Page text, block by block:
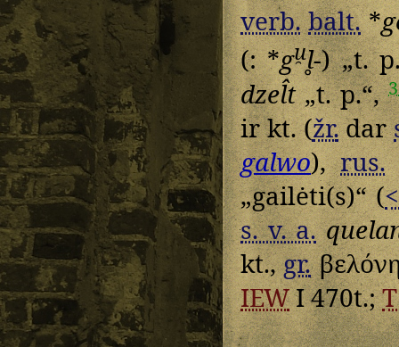
verb. balt.*
(: *gu̯l̥-) „t.
dzel̂t„t. p.“,
ir kt. (žr.dar
galwo),rus.
„gailėti(s)“ (<
s. v. a.
kt.,gr.
IEWI 470t.;